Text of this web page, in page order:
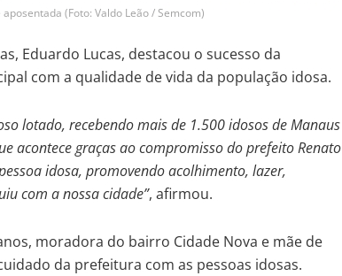
(Foto: Valdo Leão / Semcom)
Eduardo Lucas, destacou o sucesso da
com a qualidade de vida da população idosa.
lotado, recebendo mais de 1.500 idosos de Manaus
acontece graças ao compromisso do prefeito Renato
idosa, promovendo acolhimento, lazer,
com a nossa cidade”, afirmou.
moradora do bairro Cidade Nova e mãe de
da prefeitura com as pessoas idosas.